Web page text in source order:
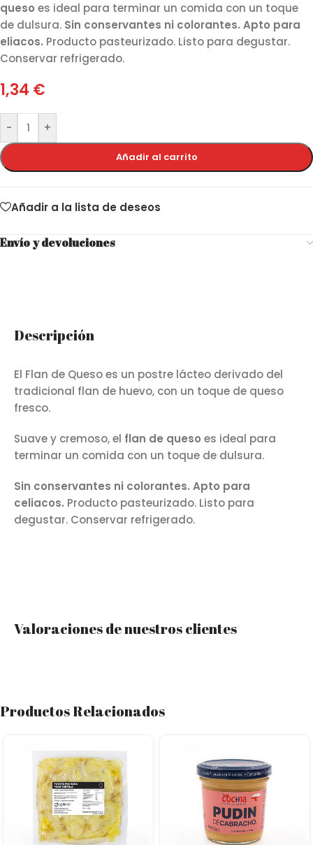
queso es ideal para terminar un comida con un toque
de dulsura. Sin conservantes ni colorantes. Apto para
eliacos. Producto pasteurizado. Listo para degustar.
Conservar refrigerado.
1,34 €
- +
Añadir al carrito
Añadir a la lista de deseos
Envío y devoluciones
Descripción
El Flan de Queso es un postre lácteo derivado del
tradicional flan de huevo, con un toque de queso
fresco.
Suave y cremoso, el flan de queso es ideal para
terminar un comida con un toque de dulsura.
Sin conservantes ni colorantes. Apto para
celiacos. Producto pasteurizado. Listo para
degustar. Conservar refrigerado.
Valoraciones de nuestros clientes
Productos Relacionados